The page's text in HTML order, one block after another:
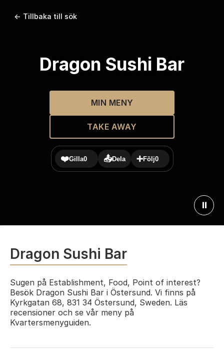
← Tillbaka till sök
Dragon Sushi Bar
MIN MENY
TAKE AWAY
❤️Gilla0 📤Dela ➕Följ0
⏸
Dragon Sushi Bar
Sugen på Establishment, Food, Point of interest?
Besök Dragon Sushi Bar i Östersund. Vi finns på
Kyrkgatan 68, 831 34 Östersund, Sweden. Läs
recensioner och se vår meny på
Kvartersmenyguiden.